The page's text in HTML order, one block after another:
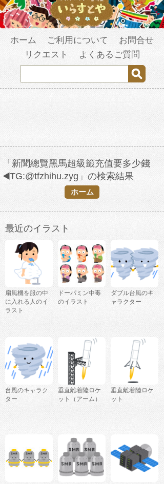
ホーム ご利用について
お問合せ
リクエスト
よくあるご質問
「新聞總覽黑馬超級籤充值要多少錢
◀️TG:@tfzhihu.zyg」の検索結果
ホーム
最近のイラスト
扇風機を服の中
に入れる人のイ
ラスト
ドーパミン中毒
のイラスト
ダブル台風のキ
ャラクター
台風のキャラク
ター
垂直離着陸ロケ
ット（アーム）
垂直離着陸ロケ
ット